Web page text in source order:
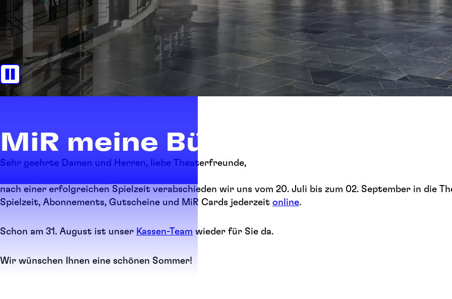
MiR meine Bühne
Sehr geehrte Damen und Herren, liebe Theaterfreunde,
nach einer erfolgreichen Spielzeit verabschieden wir uns vom 20. Juli bis zum 02. September in die
Spielzeit, Abonnements, Gutscheine und MiR Cards jederzeit online.
Schon am 31. August ist unser Kassen-Team wieder für Sie da.
Wir wünschen Ihnen eine schönen Sommer!